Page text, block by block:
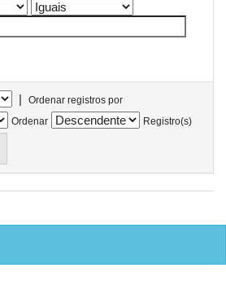
|
Ordenar registros por
Ordenar
Registro(s)